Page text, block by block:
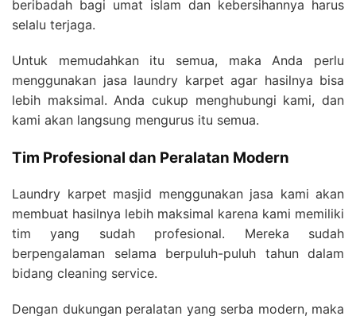
beribadah bagi umat islam dan kebersihannya harus
selalu terjaga.
Untuk memudahkan itu semua, maka Anda perlu
menggunakan jasa laundry karpet agar hasilnya bisa
lebih maksimal. Anda cukup menghubungi kami, dan
kami akan langsung mengurus itu semua.
Tim Profesional dan Peralatan Modern
Laundry karpet masjid menggunakan jasa kami akan
membuat hasilnya lebih maksimal karena kami memiliki
tim yang sudah profesional. Mereka sudah
berpengalaman selama berpuluh-puluh tahun dalam
bidang cleaning service.
Dengan dukungan peralatan yang serba modern, maka